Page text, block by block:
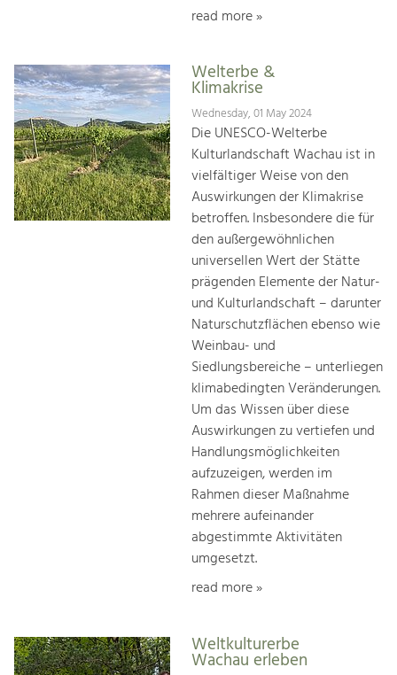
read more »
Welterbe &
Klimakrise
Wednesday, 01 May 2024
Die UNESCO-Welterbe
Kulturlandschaft Wachau ist in
vielfältiger Weise von den
Auswirkungen der Klimakrise
betroffen. Insbesondere die für
den außergewöhnlichen
universellen Wert der Stätte
prägenden Elemente der Natur-
und Kulturlandschaft – darunter
Naturschutzflächen ebenso wie
Weinbau- und
Siedlungsbereiche – unterliegen
klimabedingten Veränderungen.
Um das Wissen über diese
Auswirkungen zu vertiefen und
Handlungsmöglichkeiten
aufzuzeigen, werden im
Rahmen dieser Maßnahme
mehrere aufeinander
abgestimmte Aktivitäten
umgesetzt.
read more »
Weltkulturerbe
Wachau erleben